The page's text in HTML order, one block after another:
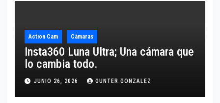
Action Cam Cámaras
Insta360 Luna Ultra; Una cámara que
lo cambia todo.
JUNIO 26, 2026 GUNTER.GONZALEZ